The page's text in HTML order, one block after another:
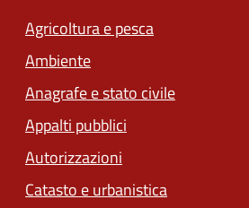
Agricoltura e pesca
Ambiente
Anagrafe e stato civile
Appalti pubblici
Autorizzazioni
Catasto e urbanistica